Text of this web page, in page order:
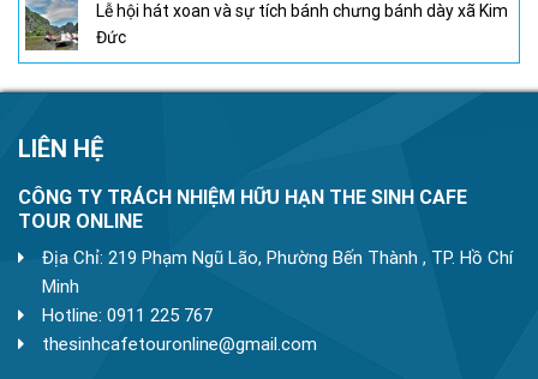
Lễ hội hát xoan và sự tích bánh chưng bánh dày xã Kim
Đức
LIÊN HỆ
CÔNG TY TRÁCH NHIỆM HỮU HẠN THE SINH CAFE
TOUR ONLINE
Địa Chỉ: 219 Phạm Ngũ Lão, Phường Bến Thành , TP. Hồ Chí
Minh
Hotline: 0911 225 767
thesinhcafetouronline@gmail.com